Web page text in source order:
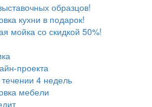
образцов!
кухни в подарок!
мойка со скидкой 50%!
проекта
4 недель
мебели